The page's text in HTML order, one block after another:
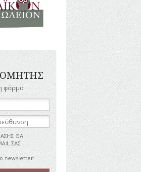
φόρμα
ΘΑ
ΣΑΣ
newsletter!